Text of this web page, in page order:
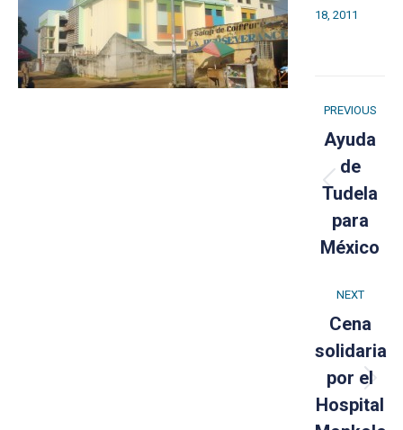
18, 2011
Post
PREVIOUS
post:
Ayuda
de
Tudela
para
México
NEXT
Next
post:
Cena
solidaria
por el
Hospital